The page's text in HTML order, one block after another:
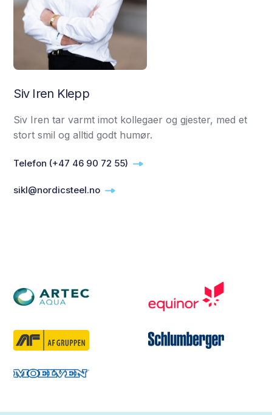
Siv Iren Klepp
Siv Iren tar varmt imot kollegaer og gjester, med et
stort smil og alltid godt humør.
Telefon (+47 46 90 72 55)
sikl@nordicsteel.no